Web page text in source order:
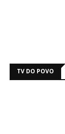
TV DO POVO